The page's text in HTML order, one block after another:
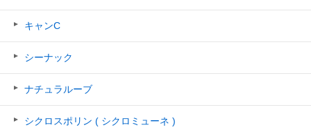
キャンC
シーナック
ナチュラルーブ
シクロスポリン ( シクロミューネ )